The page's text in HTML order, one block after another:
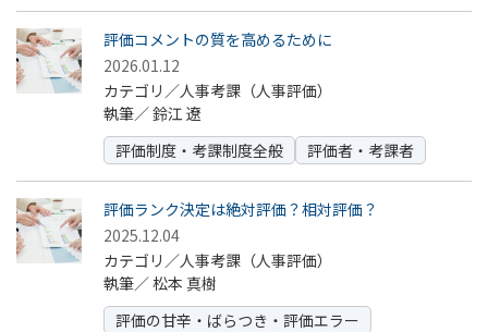
評価コメントの質を高めるために
2026.01.12
カテゴリ／人事考課（人事評価）
執筆／鈴江 遼
評価制度・考課制度全般
評価者・考課者
評価ランク決定は絶対評価？相対評価？
2025.12.04
カテゴリ／人事考課（人事評価）
執筆／松本 真樹
評価の甘辛・ばらつき・評価エラー